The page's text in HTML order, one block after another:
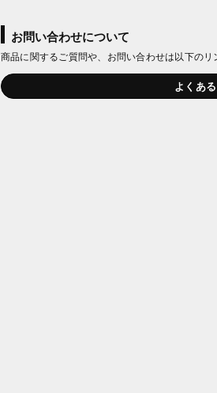
お問い合わせについて
商品に関するご質問や、お問い合わせは以下のリ
よくあ